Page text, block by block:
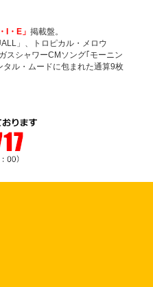
I・E」掲載盤。
」、トロピカル・メロウ
スシャワーCMソング｢モーニン
ル・ムードに包まれた通算9枚